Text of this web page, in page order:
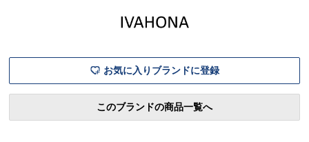
に並々ならぬ愛を持つ
LEE100人隊と、見た目の可
お気に入りブランドに登録
このブランドの商品一覧へ